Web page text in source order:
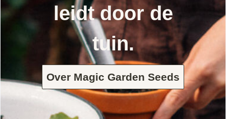
leidt door de
tuin.
Over Magic Garden Seeds